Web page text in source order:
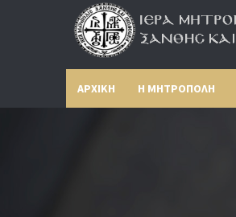
ΑΡΧΙΚΗ Η ΜΗΤΡΟΠΟΛΗ